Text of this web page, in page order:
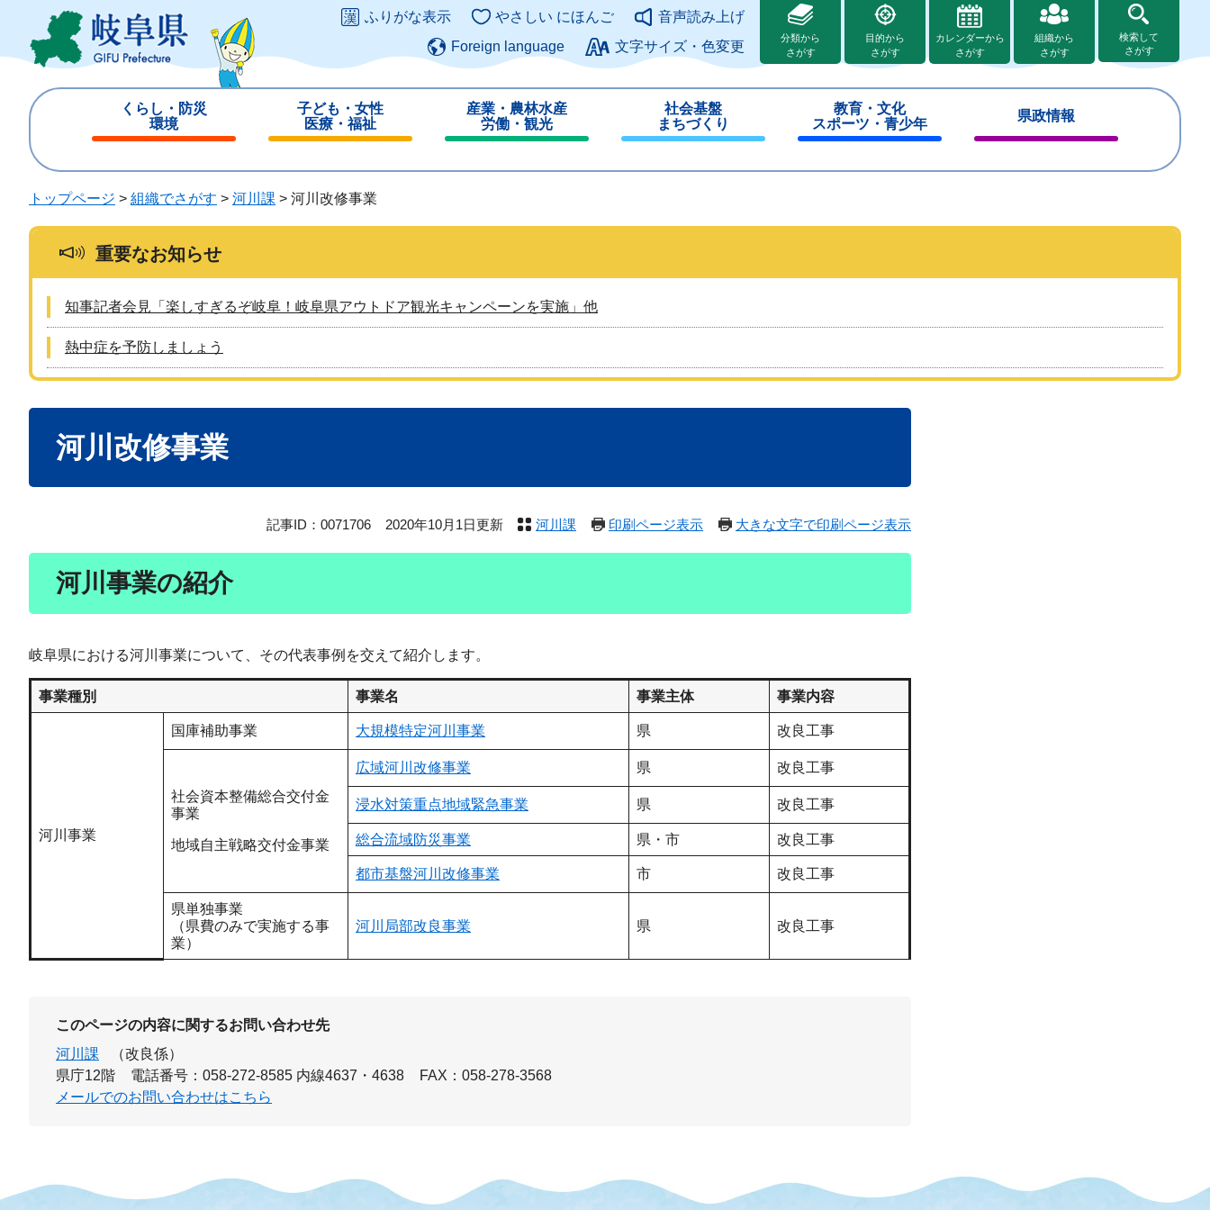
ジ
ュ
このページの本文へ
ふりがな表示 やさしい にほんご
音声読み上げ
Foreign language
文字サイズ・色変更
分類から
さがす
目的から
さがす
カレンダーから
さがす
組織から
さがす
検索して
さがす
くらし・防災
環境
じ
子ども・女性
医療・福祉
じ
る
産業・農林水産
労働・観光
じ
社会基盤
まちづくり
じ
教育・文化
スポーツ・青少年
じ
県政情報
じ
トップページ > 組織でさがす > 河川課 > 河川改修事業
重要なお知らせ
知事記者会見「楽しすぎるぞ岐阜！岐阜県アウトドア観光キャンペーンを実施」他
熱中症を予防しましょう
河川改修事業
記事ID：0071706 2020年10月1日更新 河川課 印刷ページ表示 大きな文字で印刷ページ表示
河川事業の紹介
岐阜県における河川事業について、その代表事例を交えて紹介します。
事業種別 事業名 事業主体 事業内容
河川事業
国庫補助事業 大規模特定河川事業 県 改良工事
社会資本整備総合交付金
事業
地域自主戦略交付金事業
広域河川改修事業 県 改良工事
浸水対策重点地域緊急事業 県 改良工事
総合流域防災事業 県・市 改良工事
都市基盤河川改修事業 市 改良工事
県単独事業
（県費のみで実施する事
業）
河川局部改良事業 県 改良工事
このページの内容に関するお問い合わせ先
河川課
（改良係）
県庁12階
電話番号：058-272-8585 内線4637・4638
FAX：058-278-3568
メールでのお問い合わせはこちら